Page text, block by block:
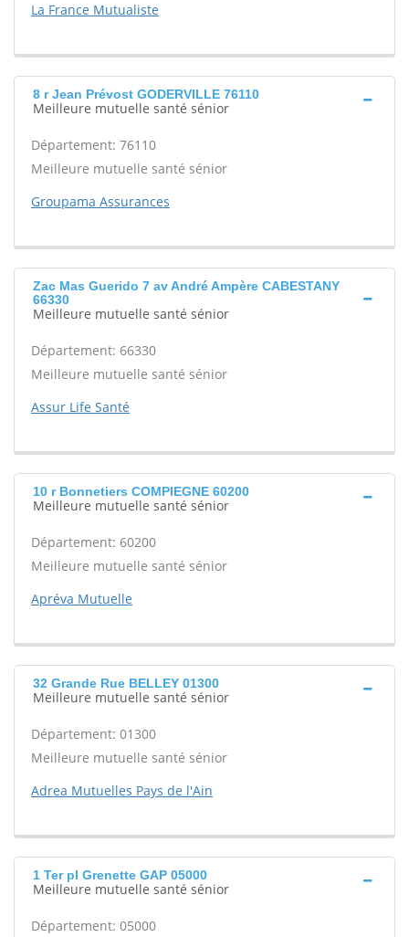
La France Mutualiste
8 r Jean Prévost GODERVILLE 76110
Meilleure mutuelle santé sénior
Département: 76110
Meilleure mutuelle santé sénior
Groupama Assurances
Zac Mas Guerido 7 av André Ampère CABESTANY
66330
Meilleure mutuelle santé sénior
Département: 66330
Meilleure mutuelle santé sénior
Assur Life Santé
10 r Bonnetiers COMPIEGNE 60200
Meilleure mutuelle santé sénior
Département: 60200
Meilleure mutuelle santé sénior
Apréva Mutuelle
32 Grande Rue BELLEY 01300
Meilleure mutuelle santé sénior
Département: 01300
Meilleure mutuelle santé sénior
Adrea Mutuelles Pays de l'Ain
1 Ter pl Grenette GAP 05000
Meilleure mutuelle santé sénior
Département: 05000